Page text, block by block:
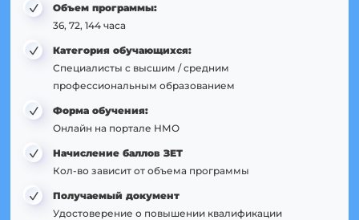
Объем программы:
36, 72, 144 часа
Категория обучающихся:
Специалисты с высшим / средним
профессиональным образованием
Форма обучения:
Онлайн на портале НМО
Начисление баллов ЗЕТ
Кол-во зависит от объема программы
Получаемый документ
Удостоверение о повышении квалификации